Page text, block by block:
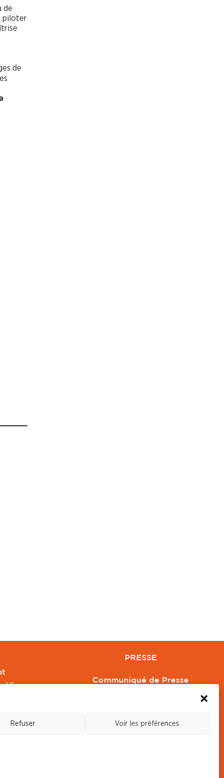
Refuser Voir les préférences
de
piloter
de
Vivre
PRESSE
Communiqué de Presse